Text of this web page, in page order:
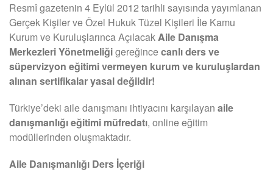
Resmî gazetenin 4 Eylül 2012 tarihli sayısında yayımlanan
Gerçek Kişiler ve Özel Hukuk Tüzel Kişileri İle Kamu
Kurum ve Kuruluşlarınca AçılacakAile Danışma
Merkezleri Yönetmeliğigereğincecanlı ders ve
süpervizyon eğitimi vermeyen kurum ve kuruluşlardan
alınan sertifikalar yasal değildir!
Türkiye’deki aile danışmanı ihtiyacını karşılayan aile
danışmanlığı eğitimi müfredatı, online eğitim
modüllerinden oluşmaktadır.
Aile Danışmanlığı Ders İçeriği